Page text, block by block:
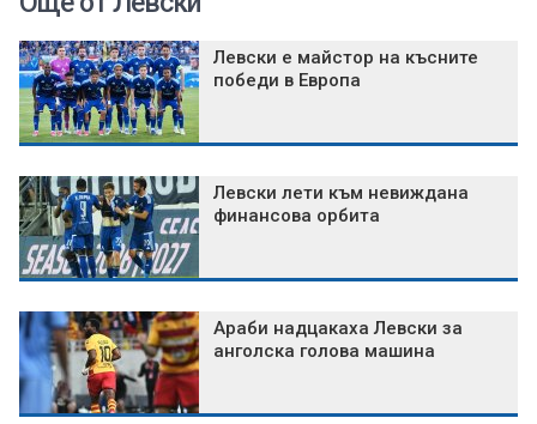
Левски е майстор на късните
победи в Европа
Левски лети към невиждана
финансова орбита
Араби надцакаха Левски за
анголска голова машина